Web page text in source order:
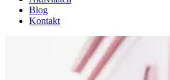
Blog
Kontakt